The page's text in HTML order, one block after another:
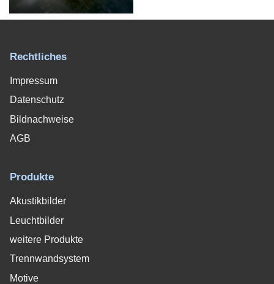
Rechtliches
Impressum
Datenschutz
Bildnachweise
AGB
Produkte
Akustikbilder
Leuchtbilder
weitere Produkte
Trennwandsystem
Motive